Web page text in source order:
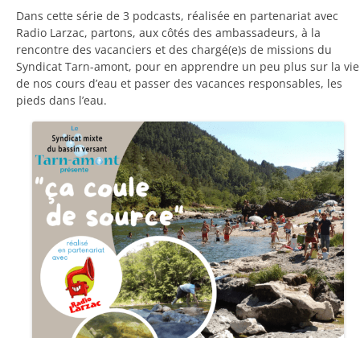
Dans cette série de 3 podcasts, réalisée en partenariat avec
Radio Larzac, partons, aux côtés des ambassadeurs, à la
rencontre des vacanciers et des chargé(e)s de missions du
Syndicat Tarn-amont, pour en apprendre un peu plus sur la vie
de nos cours d’eau et passer des vacances responsables, les
pieds dans l’eau.